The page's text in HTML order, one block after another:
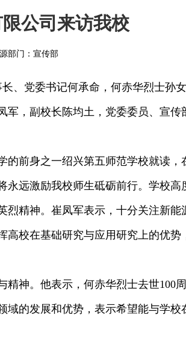
公司来访我校
部门： 宣传部
党委书记何承命，何赤华烈士孙女
，副校长陈均土，党委委员、宣传
前身之一绍兴第五师范学校就读，
远激励我校师生砥砺前行。学校高
精神。崔凤军表示，十分关注新能
校在基础研究与应用研究上的优势
神。他表示，何赤华烈士去世100
的发展和优势，表示希望能与学校